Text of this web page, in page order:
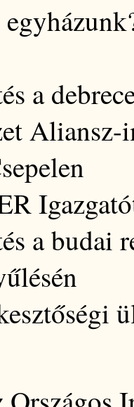
a
Aliansz-
a budai